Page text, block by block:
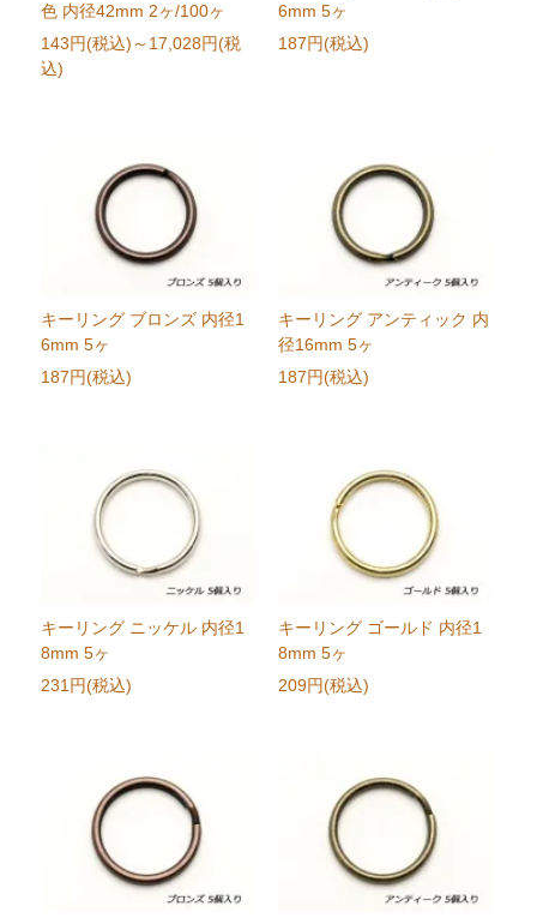
色 内径42mm 2ヶ/100ヶ
143円(税込) ～17,028円(税
込)
6mm 5ヶ
187円(税込)
キーリング ブロンズ 内径1
6mm 5ヶ
187円(税込)
キーリング アンティック 内
径16mm 5ヶ
187円(税込)
キーリング ニッケル 内径1
8mm 5ヶ
231円(税込)
キーリング ゴールド 内径1
8mm 5ヶ
209円(税込)